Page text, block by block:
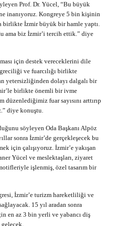
Prof. Dr. Yücel, “Bu büyük
inanıyoruz. Kongreye 5 bin kişinin
birlikte İzmir büyük bir hamle yaptı.
ama biz İzmir’i tercih ettik.” diye
için destek vereceklerini dile
ve fuarcılığı birlikte
yetersizliğinden dolayı dalgalı bir
birlikte önemli bir ivme
düzenlediğimiz fuar sayısını arttırıp
diye konuştu.
söyleyen Oda Başkanı Alpöz
sonra İzmir’de gerçekleşecek bu
için çalışıyoruz. İzmir’e yakışan
Yücel ve meslektaşları, ziyaret
işlenmiş, özel tasarım bir
İzmir’e turizm hareketliliği ve
15 yıl aradan sonra
en az 3 bin yerli ve yabancı diş